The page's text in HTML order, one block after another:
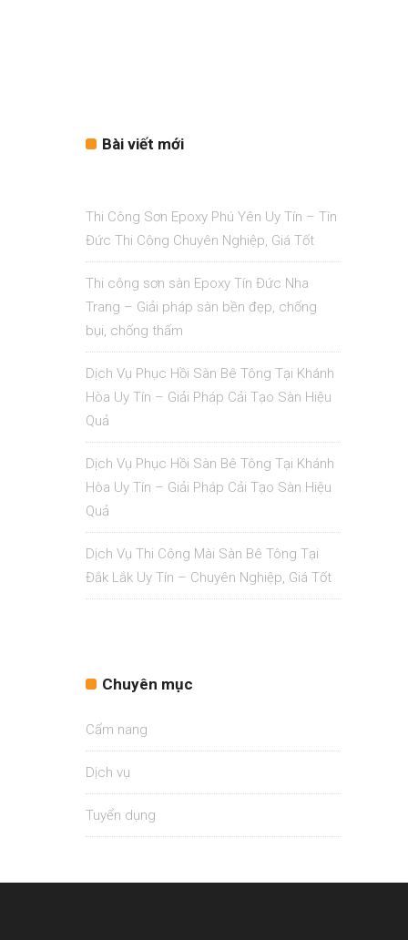
Bài viết mới
Thi Công Sơn Epoxy Phú Yên Uy Tín – Tín
Đức Thi Công Chuyên Nghiệp, Giá Tốt
Thi công sơn sàn Epoxy Tín Đức Nha
Trang – Giải pháp sàn bền đẹp, chống
bụi, chống thấm
Dịch Vụ Phục Hồi Sàn Bê Tông Tại Khánh
Hòa Uy Tín – Giải Pháp Cải Tạo Sàn Hiệu
Quả
Dịch Vụ Phục Hồi Sàn Bê Tông Tại Khánh
Hòa Uy Tín – Giải Pháp Cải Tạo Sàn Hiệu
Quả
Dịch Vụ Thi Công Mài Sàn Bê Tông Tại
Đắk Lắk Uy Tín – Chuyên Nghiệp, Giá Tốt
Chuyên mục
Cẩm nang
Dịch vụ
Tuyển dụng